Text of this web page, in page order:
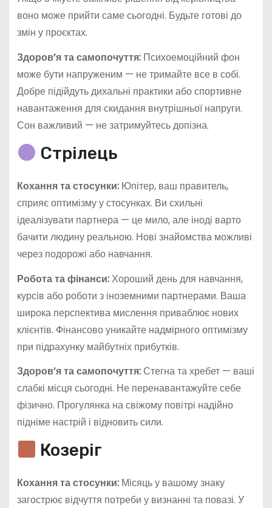
воно може прийти саме сьогодні. Будьте готові до
змін у проєктах.
Здоров’я та самопочуття:Психоемоційний фон
може бути напруженим — не тримайте все в собі.
Добре підійдуть дихальні практики або спортивне
навантаження для скидання внутрішньої напруги.
Сон важливий — не затримуйтесь допізна.
Стрілець
Кохання та стосунки:Юпітер, ваш правитель,
сприяє оптимізму у стосунках. Ви схильні
ідеалізувати партнера — це мило, але іноді варто
бачити людину реальною. Нові знайомства можливі
через подорожі або навчання.
Робота та фінанси:Хороший день для навчання,
курсів або роботи з іноземними партнерами. Ваша
широка перспектива мислення приваблює нових
клієнтів. Фінансово уникайте надмірного оптимізму
при підрахунку майбутніх прибутків.
Здоров’я та самопочуття:Стегна та хребет — ваші
слабкі місця сьогодні. Не перенавантажуйте себе
фізично. Прогулянка на свіжому повітрі надійно
підніме настрій і відновить сили.
Козеріг
Кохання та стосунки:Місяць у вашому знаку
загострює відчуття потреби у визнанні та повазі. У